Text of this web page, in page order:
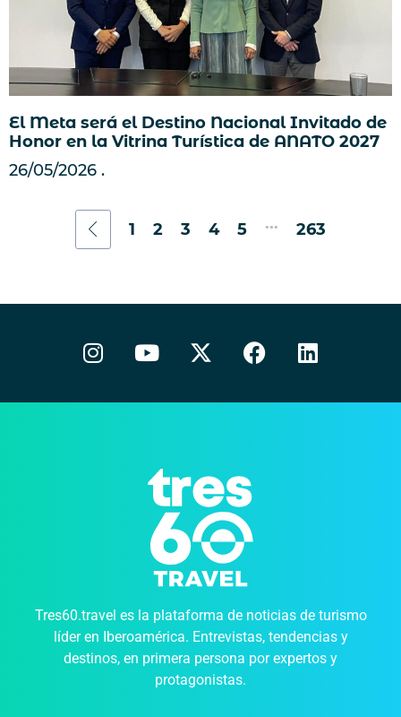
El Meta será el Destino Nacional Invitado de
Honor en la Vitrina Turística de ANATO 2027
26/05/2026
1 2 3 4 5 ... 263
Tres60.travel es la plataforma de noticias de turismo
líder en Iberoamérica. Entrevistas, tendencias y
destinos, en primera persona por expertos y
protagonistas.